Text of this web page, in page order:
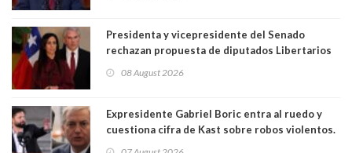
Presidenta y vicepresidente del Senado
rechazan propuesta de diputados Libertarios
"Constituye un camino equivocado"
08 August 2026
Expresidente Gabriel Boric entra al ruedo y
cuestiona cifra de Kast sobre robos violentos.